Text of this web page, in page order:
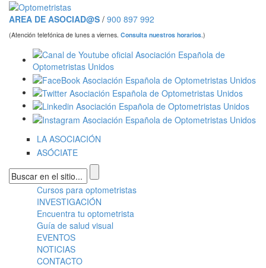
Pasar al contenido principal
AREA DE ASOCIAD@S / 900 897 992
(Atención telefónica de lunes a viernes. Consulta nuestros horarios.)
LA ASOCIACIÓN
ASÓCIATE
Formulario de búsqueda
Menú principal
Cursos para optometristas
INVESTIGACIÓN
Encuentra tu optometrista
Guía de salud visual
EVENTOS
NOTICIAS
CONTACTO